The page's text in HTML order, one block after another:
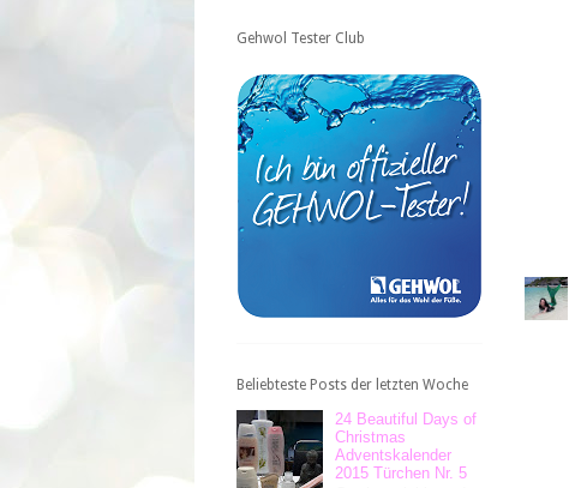
Gehwol Tester Club
Beliebteste Posts der letzten Woche
24 Beautiful Days of
Christmas
Adventskalender
2015 Türchen Nr. 5